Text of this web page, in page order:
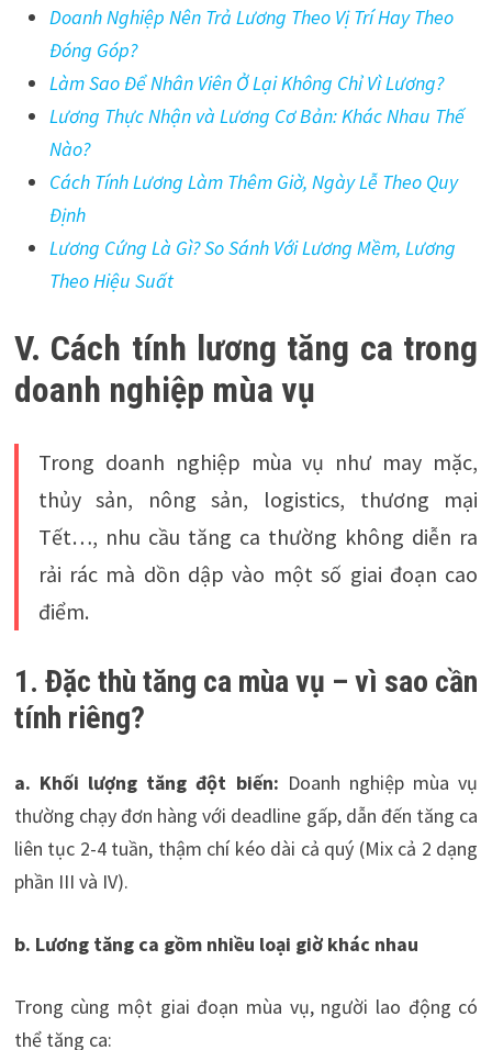
Doanh Nghiệp Nên Trả Lương Theo Vị Trí Hay Theo
Đóng Góp?
Làm Sao Để Nhân Viên Ở Lại Không Chỉ Vì Lương?
Lương Thực Nhận và Lương Cơ Bản: Khác Nhau Thế
Nào?
Cách Tính Lương Làm Thêm Giờ, Ngày Lễ Theo Quy
Định
Lương Cứng Là Gì? So Sánh Với Lương Mềm, Lương
Theo Hiệu Suất
V. Cách tính lương tăng ca trong
doanh nghiệp mùa vụ
Trong doanh nghiệp mùa vụ như may mặc,
thủy sản, nông sản, logistics, thương mại
Tết…, nhu cầu tăng ca thường không diễn ra
rải rác mà dồn dập vào một số giai đoạn cao
điểm.
1. Đặc thù tăng ca mùa vụ – vì sao cần
tính riêng?
a. Khối lượng tăng đột biến: Doanh nghiệp mùa vụ
thường chạy đơn hàng với deadline gấp, dẫn đến tăng ca
liên tục 2-4 tuần, thậm chí kéo dài cả quý (Mix cả 2 dạng
phần III và IV).
b. Lương tăng ca gồm nhiều loại giờ khác nhau
Trong cùng một giai đoạn mùa vụ, người lao động có
thể tăng ca: